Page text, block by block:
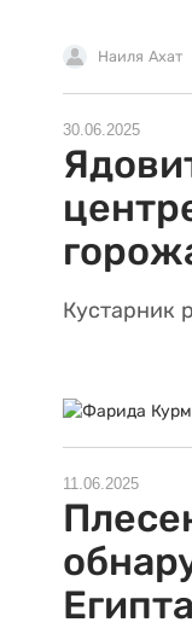
Наиля Ахат
30.06.2025
Кустарник
11.06.2025
Египта